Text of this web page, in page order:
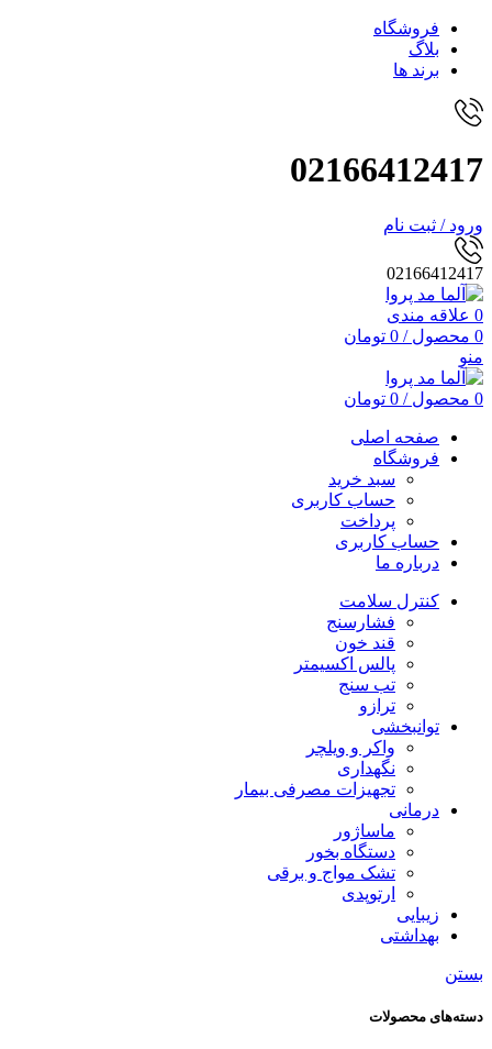
فروشگاه
بلاگ
برند ها
02166412417
ورود / ثبت نام
02166412417
0 علاقه مندی
0 محصول /
0 تومان
منو
0 محصول /
0 تومان
صفحه اصلی
فروشگاه
سبد خرید
حساب کاربری
پرداخت
حساب کاربری
درباره ما
کنترل سلامت
فشارسنج
قند خون
پالس اکسیمتر
تب سنج
ترازو
توانبخشی
واکر و ویلچر
نگهداری
تجهیزات مصرفی بیمار
درمانی
ماساژور
دستگاه بخور
تشک مواج و برقی
ارتوپدی
زیبایی
بهداشتی
بستن
دسته‌های محصولات